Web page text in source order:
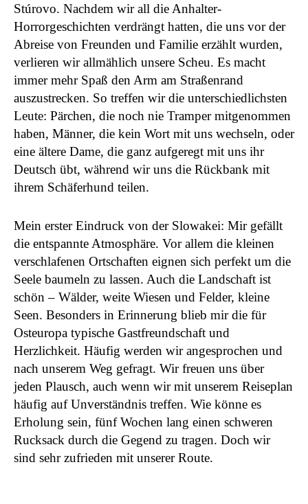
Stúrovo. Nachdem wir all die Anhalter-
Horrorgeschichten verdrängt hatten, die uns vor der
Abreise von Freunden und Familie erzählt wurden,
verlieren wir allmählich unsere Scheu. Es macht
immer mehr Spaß den Arm am Straßenrand
auszustrecken. So treffen wir die unterschiedlichsten
Leute: Pärchen, die noch nie Tramper mitgenommen
haben, Männer, die kein Wort mit uns wechseln, oder
eine ältere Dame, die ganz aufgeregt mit uns ihr
Deutsch übt, während wir uns die Rückbank mit
ihrem Schäferhund teilen.
Mein erster Eindruck von der Slowakei: Mir gefällt
die entspannte Atmosphäre. Vor allem die kleinen
verschlafenen Ortschaften eignen sich perfekt um die
Seele baumeln zu lassen. Auch die Landschaft ist
schön – Wälder, weite Wiesen und Felder, kleine
Seen. Besonders in Erinnerung blieb mir die für
Osteuropa typische Gastfreundschaft und
Herzlichkeit. Häufig werden wir angesprochen und
nach unserem Weg gefragt. Wir freuen uns über
jeden Plausch, auch wenn wir mit unserem Reiseplan
häufig auf Unverständnis treffen. Wie könne es
Erholung sein, fünf Wochen lang einen schweren
Rucksack durch die Gegend zu tragen. Doch wir
sind sehr zufrieden mit unserer Route.